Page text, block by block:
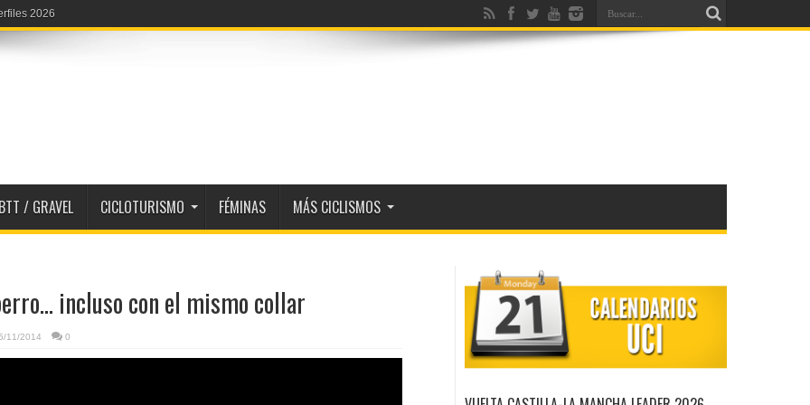
2026
2028
BTT / GRAVEL CICLOTURISMO FÉMINAS MÁS CICLISMOS
incluso con el mismo collar
11/2014 0